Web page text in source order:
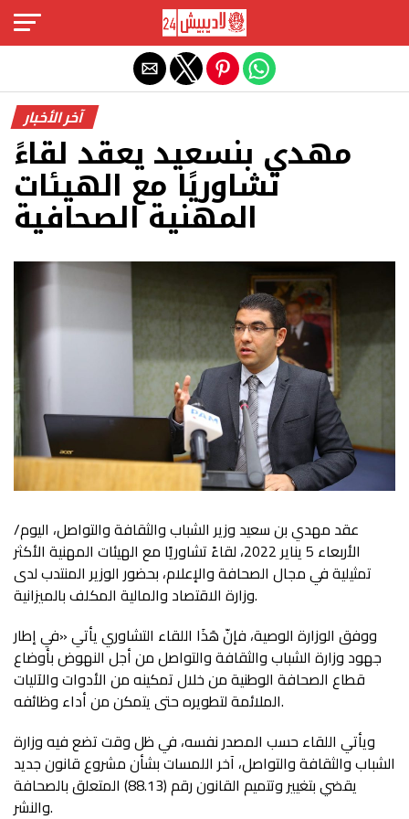
آخر الأخبار
مهدي بنسعيد يعقد لقاءً
تشاوريًا مع الهيئات
المهنية الصحافية
عقد مهدي بن سعيد وزير الشباب والثقافة والتواصل، اليوم/
الأربعاء 5 يناير 2022، لقاءً تشاوريًا مع الهيئات المهنية الأكثر
تمثيلية في مجال الصحافة والإعلام، بحضور الوزير المنتدب لدى
وزارة الاقتصاد والمالية المكلف بالميزانية.
ووفق الوزارة الوصية، فإنّ هَذَا اللقاء التشاوري يأتي «في إطار
جهود وزارة الشباب والثقافة والتواصل من أجل النهوض بأوضاع
قطاع الصحافة الوطنية من خلال تمكينه من الأدوات والآليات
الملائمة لتطويره حتى يتمكن من أداء وظائفه.
ويأتي اللقاء حسب المصدر نفسه، في ظل وقت تضع فيه وزارة
الشباب والثقافة والتواصل، آخر اللمسات بشأن مشروع قانون جديد
يقضي بتغيير وتتميم القانون رقم (88.13) المتعلق بالصحافة
والنشر.
Exit mobile version